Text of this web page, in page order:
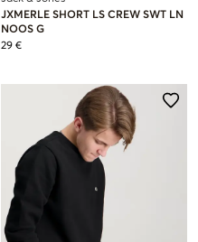
JXMERLE SHORT LS CREW SWT LN
NOOS G
29 €